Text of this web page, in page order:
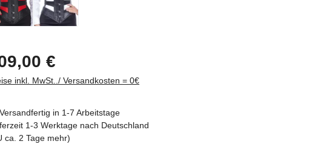
Preis:
€
inkl. MwSt../ Versandkosten = 0€
Versandfertig in 1-7 Arbeitstage
1-3 Werktage nach Deutschland
ca. 2 Tage mehr)